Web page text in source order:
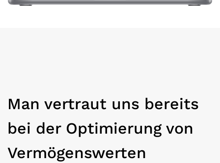
Man vertraut uns bereits
bei der Optimierung von
Vermögenswerten